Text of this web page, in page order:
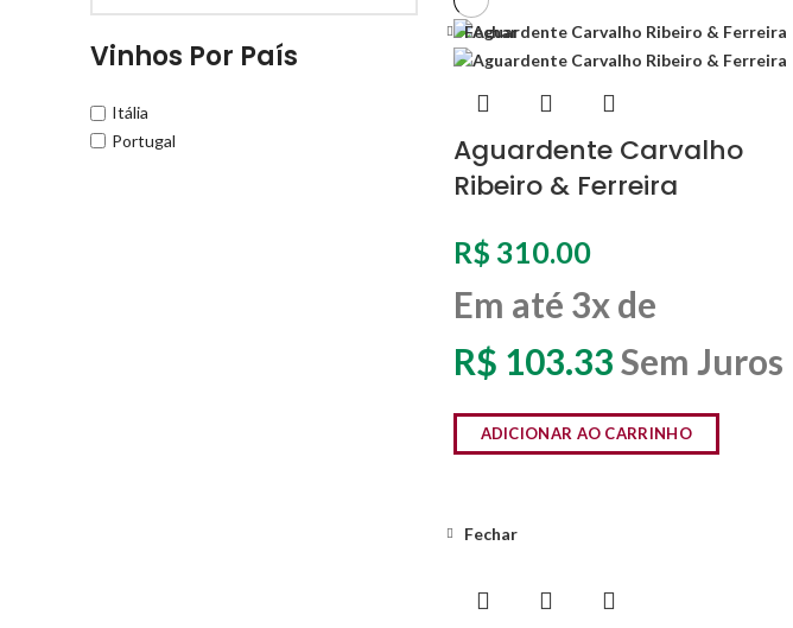
Vinhos Por País
Itália
Portugal
Fechar
Aguardente Carvalho
Ribeiro & Ferreira
R$ 310.00
Em até 3x de
R$ 103.33Sem Juros
ADICIONAR AO CARRINHO
Fechar